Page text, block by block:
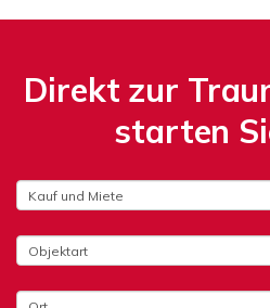
Direkt zur
starten